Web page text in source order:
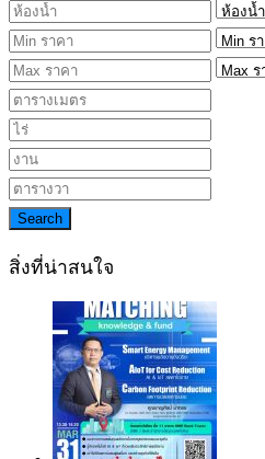
Search
สิ่งที่น่าสนใจ